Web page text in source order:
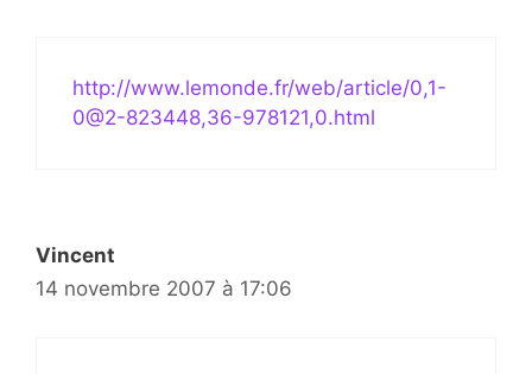
http://www.lemonde.fr/web/article/0,1-
0@2-823448,36-978121,0.html
Vincent
14 novembre 2007 à 17:06